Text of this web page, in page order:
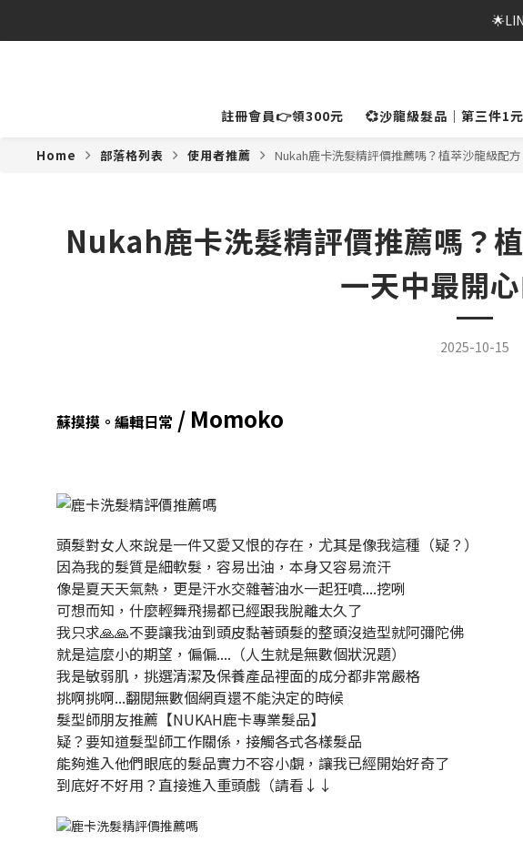
⚠️提醒您，若累計1次(含
註冊會員👉領300元 💞沙龍級髮品｜第三件1
Home 部落格列表 使用者推薦 Nukah鹿卡洗髮精評價推薦嗎？植萃沙龍級配
Nukah鹿卡洗髮精評價推薦嗎？
一天中最開心
2025-10-15
蘇摸摸。編輯日常 / Momoko
頭髮對女人來說是一件又愛又恨的存在，尤其是像我這種（疑？）
因為我的髮質是細軟髮，容易出油，本身又容易流汗
像是夏天天氣熱，更是汗水交雜著油水一起狂噴....挖咧
可想而知，什麼輕舞飛揚都已經跟我脫離太久了
我只求🙏🙏不要讓我油到頭皮黏著頭髮的整頭沒造型就阿彌陀佛
就是這麼小的期望，偏偏....（人生就是無數個狀況題）
我是敏弱肌，挑選清潔及保養產品裡面的成分都非常嚴格
挑啊挑啊...翻閱無數個網頁還不能決定的時候
髮型師朋友推薦【NUKAH鹿卡專業髮品】
疑？要知道髮型師工作關係，接觸各式各樣髮品
能夠進入他們眼底的髮品實力不容小覷，讓我已經開始好奇了
到底好不好用？直接進入重頭戲（請看↓↓